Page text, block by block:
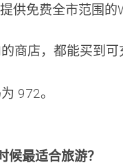
供免费全市范围
商店，都能买到可
972。
候最适合旅游？